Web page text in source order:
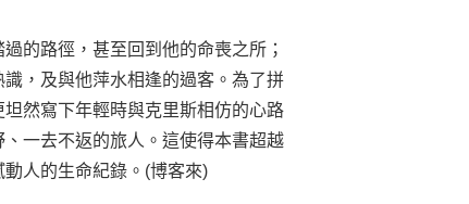
的路徑，甚至回到他的命喪之所；
，及與他萍水相逢的過客。為了拼
然寫下年輕時與克里斯相仿的心路
一去不返的旅人。這使得本書超越
人的生命紀錄。(博客來)